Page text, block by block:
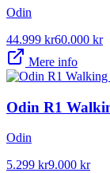
Odin
44.999 kr60.000 kr
Mere info
Odin R1
Odin
5.299 kr9.000 kr